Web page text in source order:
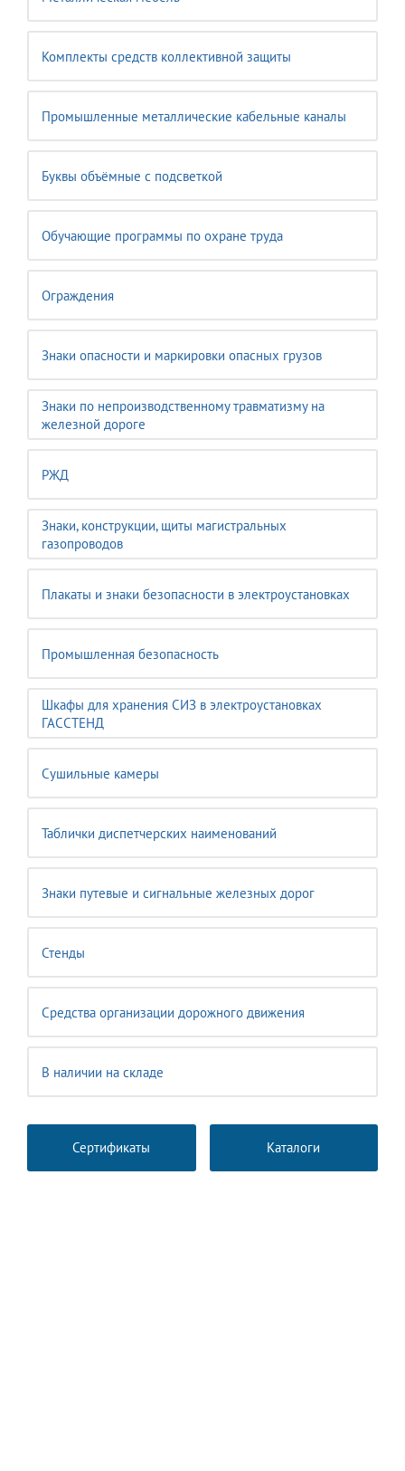
Комплекты средств коллективной защиты
Промышленные металлические кабельные каналы
Буквы объёмные с подсветкой
Обучающие программы по охране труда
Ограждения
Знаки опасности и маркировки опасных грузов
Знаки по непроизводственному травматизму на
железной дороге
РЖД
Знаки, конструкции, щиты магистральных
газопроводов
Плакаты и знаки безопасности в электроустановках
Промышленная безопасность
Шкафы для хранения СИЗ в электроустановках
ГАССТЕНД
Сушильные камеры
Таблички диспетчерских наименований
Знаки путевые и сигнальные железных дорог
Стенды
Средства организации дорожного движения
В наличии на складе
Сертификаты Каталоги